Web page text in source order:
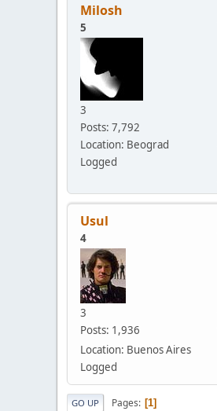
Milosh
5
3
Posts: 7,792
Location: Beograd
Logged
Usul
4
3
Posts: 1,936
Location: Buenos Aires
Logged
GO UP Pages 1